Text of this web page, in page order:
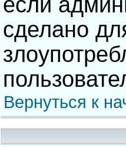
сделано
Вернуться к